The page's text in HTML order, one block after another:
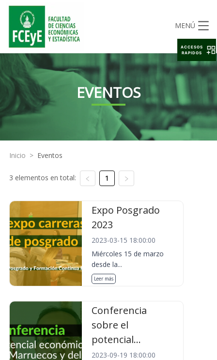
MENÚ
EVENTOS
Inicio > Eventos
3 elementos en total: 1
Expo Posgrado
2023
2023-03-15 18:00:00
Miércoles 15 de marzo
desde la...
Leer más
Conferencia
sobre el
potencial...
2023-09-19 18:00:00
ACCESOS
RAPIDOS